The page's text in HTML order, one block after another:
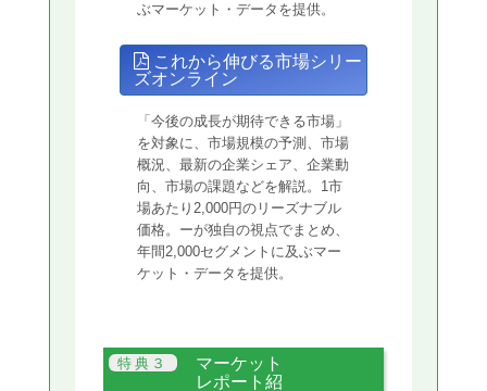
ぶマーケット・データを提供。
これから伸びる市場シリー
ズオンライン
「今後の成長が期待できる市場」
を対象に、市場規模の予測、市場
概況、最新の企業シェア、企業動
向、市場の課題などを解説。1市
場あたり2,000円のリーズナブル
価格。ーが独自の視点でまとめ、
年間2,000セグメントに及ぶマー
ケット・データを提供。
マーケット
レポート紹